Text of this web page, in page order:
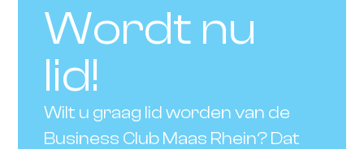
Wordt nu
lid!
Wilt u graag lid worden van de
Business Club Maas Rhein? Dat